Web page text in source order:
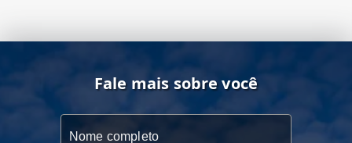
Fale mais sobre você